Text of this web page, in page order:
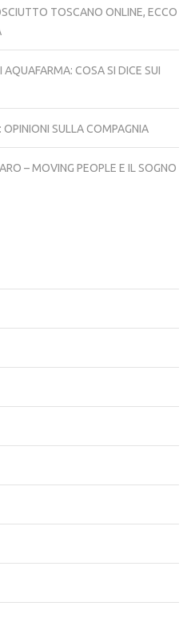
TOSCANO ONLINE, ECCO
AQUAFARMA: COSA SI DICE SUI
OPINIONI SULLA COMPAGNIA
– MOVING PEOPLE E IL SOGNO